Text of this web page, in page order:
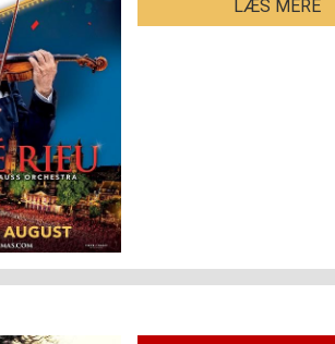
LÆS MERE